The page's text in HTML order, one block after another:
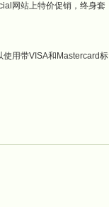
网站上特价促销，终身套
使用带VISA和Mastercard标